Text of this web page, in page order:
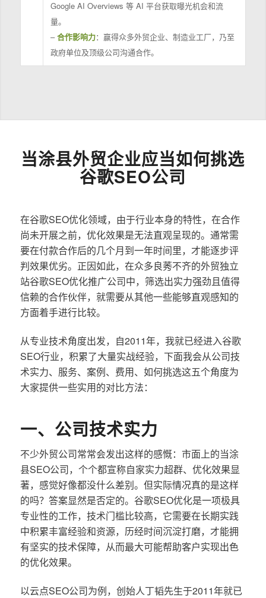
Google AI Overviews 等 AI 平台获取曝光机会和流
量。
–合作影响力：赢得众多外贸企业、制造业工厂，乃至
政府单位及顶级公司沟通合作。
当涂县外贸企业应当如何挑选
谷歌SEO公司
在谷歌SEO优化领域，由于行业本身的特性，在合作
尚未开展之前，优化效果是无法直观呈现的。通常需
要在付款合作后的几个月到一年时间里，才能逐步评
判效果优劣。正因如此，在众多良莠不齐的外贸独立
站谷歌SEO优化推广公司中，筛选出实力强劲且值得
信赖的合作伙伴，就需要从其他一些能够直观感知的
方面着手进行比较。
从专业技术角度出发，自2011年，我就已经进入谷歌
SEO行业，积累了大量实战经验，下面我会从公司技
术实力、服务、案例、费用、如何挑选这五个角度为
大家提供一些实用的对比方法：
一、公司技术实力
不少外贸公司常常会发出这样的感慨：市面上的当涂
县SEO公司，个个都宣称自家实力超群、优化效果显
著，感觉好像都没什么差别。但实际情况真的是这样
的吗？答案显然是否定的。谷歌SEO优化是一项极具
专业性的工作，技术门槛比较高，它需要在长期实践
中积累丰富经验和资源，历经时间沉淀打磨，才能拥
有坚实的技术保障，从而最大可能帮助客户实现出色
的优化效果。
以云点SEO公司为例，创始人丁韬先生于2011年就已